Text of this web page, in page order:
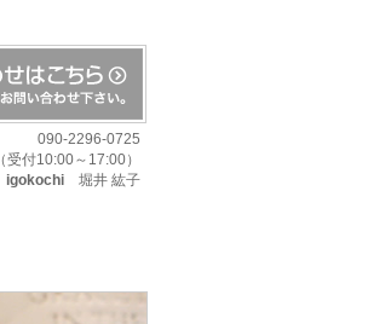
090-2296-0725
（受付10:00～17:00）
igokochi 堀井 紘子